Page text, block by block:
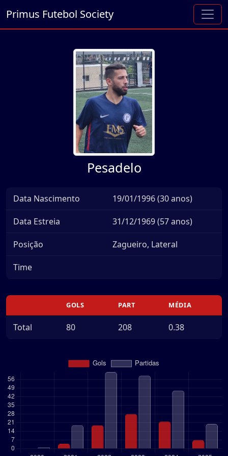
Primus Futebol Society
Pesadelo
Data Nascimento 19/01/1996 (30 anos)
Data Estreia 31/12/1969 (57 anos)
Posição Zagueiro, Lateral
Time
GOLS PART MÉDIA
Total 80 208 0.38